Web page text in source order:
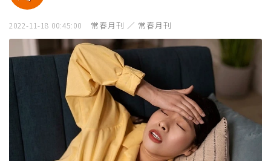
2022-11-18 00:45:00 常春月刊 ／ 常春月刊